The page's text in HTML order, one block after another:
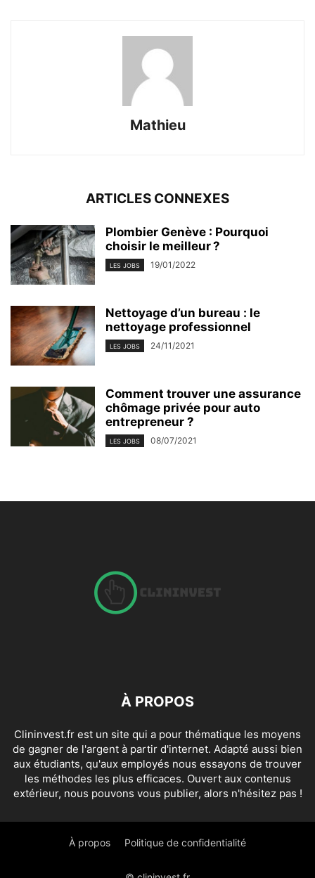
Mathieu
ARTICLES CONNEXES
Plombier Genève : Pourquoi
choisir le meilleur ?
LES JOBS 19/01/2022
Nettoyage d’un bureau : le
nettoyage professionnel
LES JOBS 24/11/2021
Comment trouver une assurance
chômage privée pour auto
entrepreneur ?
LES JOBS 08/07/2021
À PROPOS
Clininvest.fr est un site qui a pour thématique les moyens
de gagner de l'argent à partir d'internet. Adapté aussi bien
aux étudiants, qu'aux employés nous essayons de trouver
les méthodes les plus efficaces. Ouvert aux contenus
extérieur, nous pouvons vous publier, alors n'hésitez pas !
À propos Politique de confidentialité